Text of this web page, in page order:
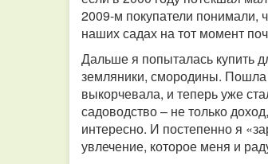
2009-м покупатели понимали,
наших садах на тот момент
Дальше я попыталась купить
земляники, смородины. Пошла
выкорчевала, и теперь уже
садоводство – не только
интересно. И постепенно я
увлечение, которое меня и